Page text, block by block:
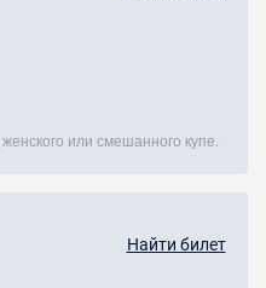
или смешанного купе.
Найти билет